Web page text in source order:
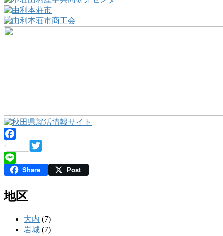
Facebook
Twitter
Line Share Post
地区
大内 (7)
岩城 (7)